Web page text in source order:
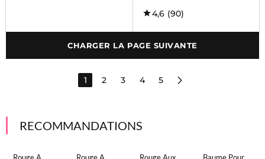
4,6 (90)
CHARGER LA PAGE SUIVANTE
1 2 3 4 5
RECOMMANDATIONS